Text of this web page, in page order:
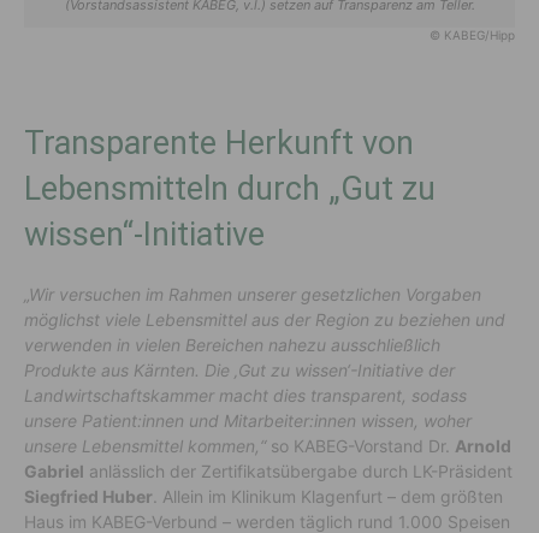
(Vorstandsassistent KABEG, v.l.) setzen auf Transparenz am Teller.
© KABEG/Hipp
Transparente Herkunft von
Lebensmitteln durch „Gut zu
wissen“-Initiative
„Wir versuchen im Rahmen unserer gesetzlichen Vorgaben
möglichst viele Lebensmittel aus der Region zu beziehen und
verwenden in vielen Bereichen nahezu ausschließlich
Produkte aus Kärnten. Die ‚Gut zu wissen‘-Initiative der
Landwirtschaftskammer macht dies transparent, sodass
unsere Patient:innen und Mitarbeiter:innen wissen, woher
unsere Lebensmittel kommen,“ so KABEG-Vorstand Dr. Arnold
Gabriel anlässlich der Zertifikatsübergabe durch LK-Präsident
Siegfried Huber . Allein im Klinikum Klagenfurt – dem größten
Haus im KABEG-Verbund – werden täglich rund 1.000 Speisen